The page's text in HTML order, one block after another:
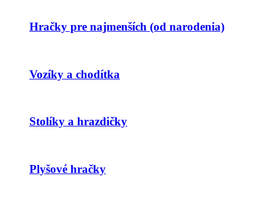
Hračky pre najmenších (od narodenia)
Vozíky a chodítka
Stolíky a hrazdičky
Plyšové hračky